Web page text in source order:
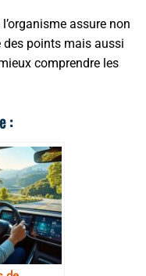
assure non
points mais aussi
comprendre les
: